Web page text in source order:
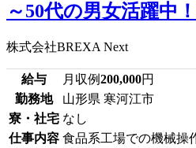
～50代の男女活躍中
株式会社BREXA Next
給与 月収例200,000円
勤務地
山形県 寒河江市
寮・社宅 なし
仕事内容 食品系工場での機械操